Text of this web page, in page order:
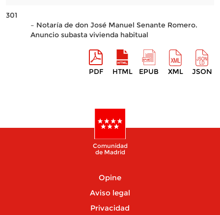
301
– Notaría de don José Manuel Senante Romero.
Anuncio subasta vivienda habitual
PDF HTML EPUB XML JSON
Comunidad
de Madrid
Opine
Aviso legal
Privacidad